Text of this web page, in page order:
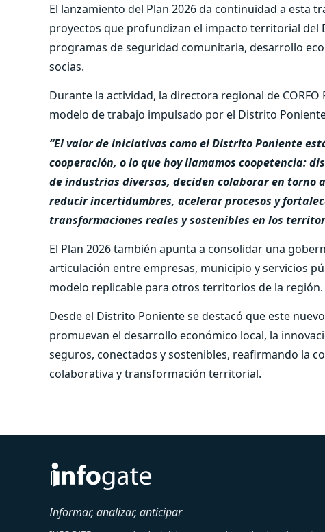
El lanzamiento del Plan 2026 da continuidad a esta
proyectos que profundizan el impacto territorial
programas de seguridad comunitaria, desarrollo
socias.
Durante la actividad, la directora regional de
modelo de trabajo impulsado por el Distrito
“El valor de iniciativas como el Distrito Poniente
cooperación, o lo que hoy llamamos coopetencia:
de industrias diversas, deciden colaborar en
reducir incertidumbres, acelerar procesos y
transformaciones reales y sostenibles en los
El Plan 2026 también apunta a consolidar una
articulación entre empresas, municipio y servicios
modelo replicable para otros territorios de la región.
Desde el Distrito Poniente se destacó que este
promuevan el desarrollo económico local, la
seguros, conectados y sostenibles, reafirmando la
colaborativa y transformación territorial.
Informar, analizar, anticipar